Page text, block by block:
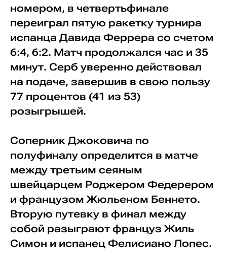
номером, в четвертьфинале
переиграл пятую ракетку турнира
испанца Давида Феррера со счетом
6:4, 6:2. Матч продолжался час и 35
минут. Серб уверенно действовал
на подаче, завершив в свою пользу
77 процентов (41 из 53)
розыгрышей.
Соперник Джоковича по
полуфиналу определится в матче
между третьим сеяным
швейцарцем Роджером Федерером
и французом Жюльеном Беннето.
Вторую путевку в финал между
собой разыграют француз Жиль
Симон и испанец Фелисиано Лопес.